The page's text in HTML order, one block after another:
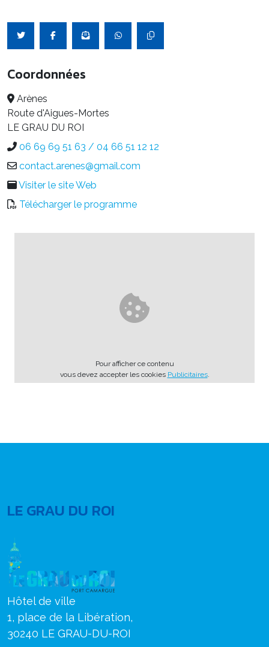
Coordonnées
Arènes
Route d'Aigues-Mortes
LE GRAU DU ROI
06 69 69 51 63 / 04 66 51 12 12
contact.arenes@gmail.com
Visiter le site Web
Télécharger le programme
Pour afficher ce contenu
vous devez accepter les cookies Publicitaires.
LE GRAU DU ROI
Hôtel de ville
1, place de la Libération,
30240 LE GRAU-DU-ROI